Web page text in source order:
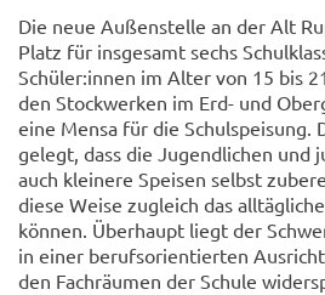
Die neue Au­ßen­stel­le an der Alt
Platz für ins­ge­samt sechs
Schü­ler:innen im Alter von 15 bis
den Stock­wer­ken im Erd- und
eine Mensa für die Schul­spei­sung.
ge­legt, dass die Ju­gend­li­chen und
auch klei­ne­re Spei­sen selbst
diese Weise zu­gleich das
kön­nen. Über­haupt liegt der
in einer be­rufs­ori­en­tier­ten
den Fach­räu­men der Schu­le